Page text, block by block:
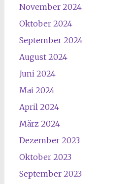
November 2024
Oktober 2024
September 2024
August 2024
Juni 2024
Mai 2024
April 2024
März 2024
Dezember 2023
Oktober 2023
September 2023